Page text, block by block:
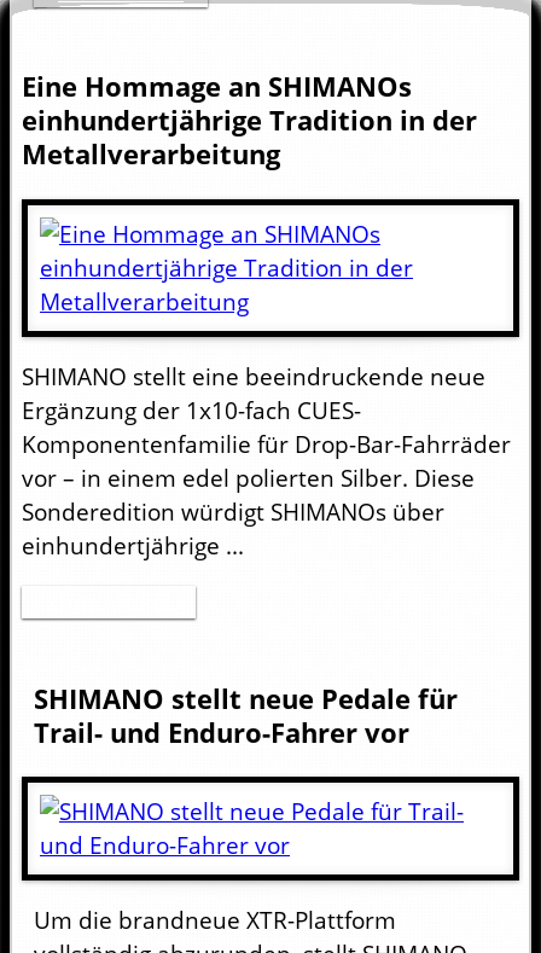
Eine Hommage an SHIMANOs
einhundertjährige Tradition in der
Metallverarbeitung
SHIMANO stellt eine beeindruckende neue
Ergänzung der 1x10-fach CUES-
Komponentenfamilie für Drop-Bar-Fahrräder
vor – in einem edel polierten Silber. Diese
Sonderedition würdigt SHIMANOs über
einhundertjährige ...
SHIMANO stellt neue Pedale für
Trail- und Enduro-Fahrer vor
Um die brandneue XTR-Plattform